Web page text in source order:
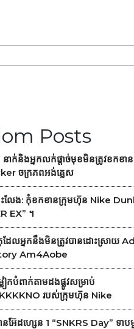
Posts
នាក់និងអ្នកលក់ផ្តាច់មុខមិនត្រូវខកខាន
ចក្រភពអង់គ្លេស
ោះលែង: កុំខកខានក្រុមហ៊ុន Nike
EX” ។
ែលអ្នកនឹងមិនត្រូវបានដោះស្រាយ
Am4Aobe
ៀកបំពាក់តាមដងផ្លូវសម្រាប់
របស់ក្រុមហ៊ុន Nike
នអ៊ែដហ្សេន 1 “SNKRS Day” ទា